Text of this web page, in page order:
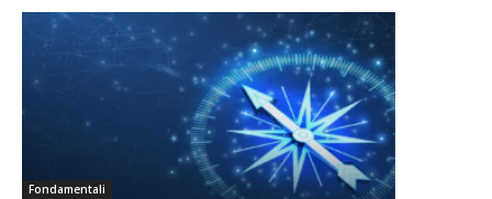
Fondamentali